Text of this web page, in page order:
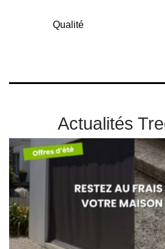
Qualité
Actualités